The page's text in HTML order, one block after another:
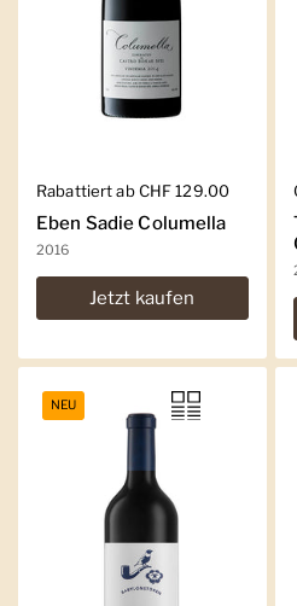
Regulärer Preis
Rabattiert ab CHF 129.00
Eben Sadie Columella
2016
Jetzt kaufen
NEU